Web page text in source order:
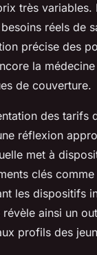
très
réels de
précise des
la
de couverture.
des
réflexion
met à
clés
les dispositifs
ainsi un
profils des